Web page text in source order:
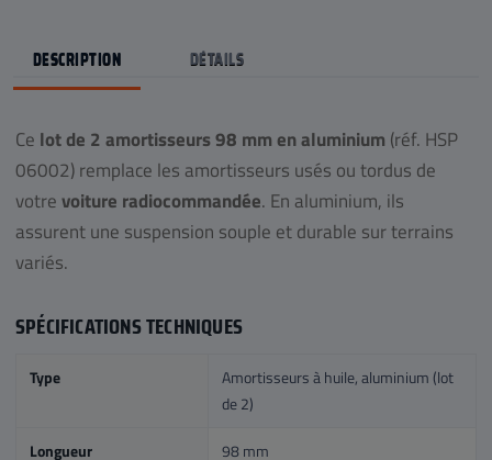
DESCRIPTION DÉTAILS
Ce lot de 2 amortisseurs 98 mm en aluminium (réf. HSP
06002) remplace les amortisseurs usés ou tordus de
votre voiture radiocommandée. En aluminium, ils
assurent une suspension souple et durable sur terrains
variés.
SPÉCIFICATIONS TECHNIQUES
Type
Amortisseurs à huile, aluminium (lot
de 2)
Longueur 98 mm